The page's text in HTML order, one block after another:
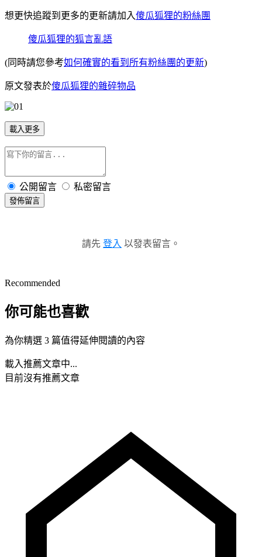
想更快追蹤到更多的更新請加入傻瓜狐狸的粉絲團
傻瓜狐狸的狐言亂語
(同時請您參考如何確實的看到所有粉絲團的更新)
原文發表於傻瓜狐狸的雜碎物品
載入更多
公開留言 私密留言
發佈留言
請先 登入 以發表留言。
Recommended
你可能也喜歡
為你精選 3 篇值得延伸閱讀的內容
載入推薦文章中...
目前沒有推薦文章